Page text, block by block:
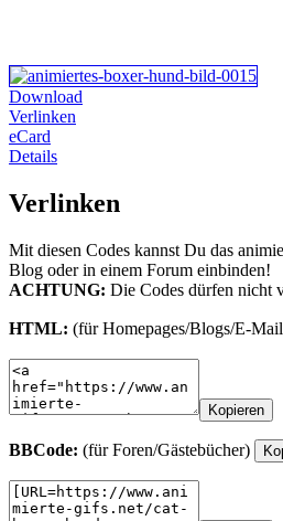
Download
Verlinken
eCard
Details
Verlinken
Mit diesen Codes kannst Du das
Blog oder in einem Forum einbinden!
ACHTUNG: Die Codes dürfen nicht
HTML: (für Homepages/Blogs/E-
Kopieren
BBCode: (für Foren/Gästebücher)